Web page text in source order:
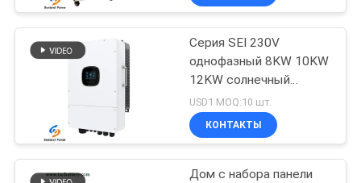
LiSOCl2 батарея
70
Серия SEI 230V
однофазный 8KW 10KW
12KW солнечный
инвертор
USD1 MOQ:10 шт.
КОНТАКТЫ
Дом с набора панели